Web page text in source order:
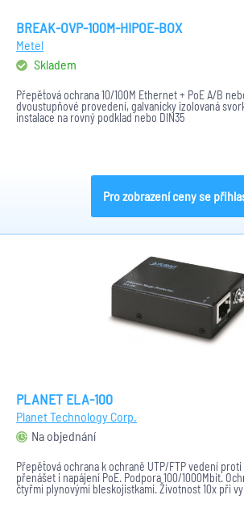
BREAK-OVP-100M-HIPOE-BOX
Metel
Skladem
Přepěťová ochrana 10/100M Ethernet + PoE A/B
dvoustupňové provedení, galvanicky izolovaná
instalace na rovný podklad nebo DIN35
Pro zobrazení ceny se
PLANET ELA-100
Planet Technology Corp.
Na objednání
Přepěťová ochrana k ochraně UTP/FTP vedení
přenášet i napájení PoE. Podpora 100/1000Mbit.
čtyřmi plynovými bleskojistkami. Životnost 10x při